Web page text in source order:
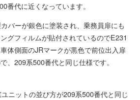
番代に近くなっています。
バーが銀色に塗装され、乗務員扉にも
グフィルムが貼付されているのでE231
体側面のJRマークが黒色で前位出入扉
、209系500番代と同じ仕様です。
ニットの並び方が209系500番代と同じ